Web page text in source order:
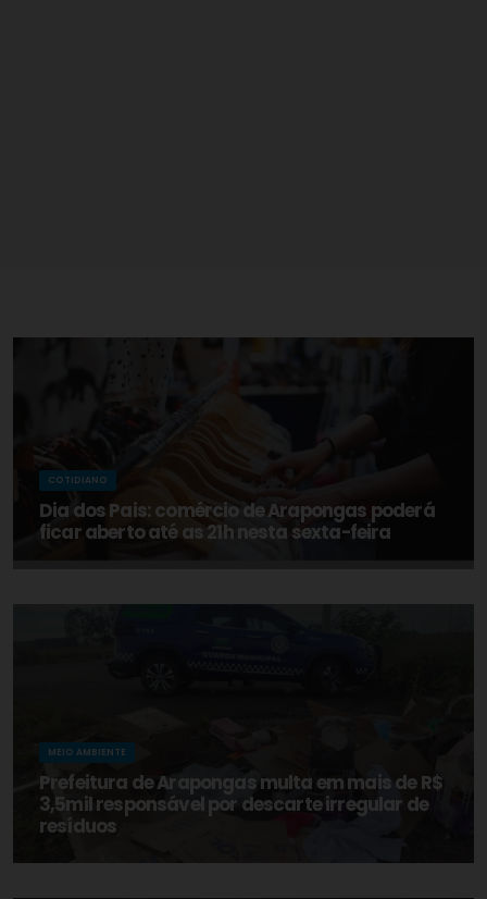
COTIDIANO
Dia dos Pais: comércio de Arapongas poderá
ficar aberto até as 21h nesta sexta-feira
MEIO AMBIENTE
Prefeitura de Arapongas multa em mais de R$
3,5mil responsável por descarte irregular de
resíduos